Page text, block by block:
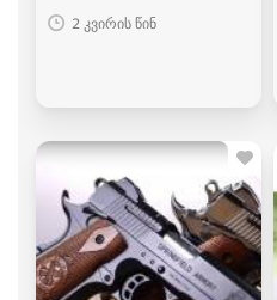
2 კვირის წინ